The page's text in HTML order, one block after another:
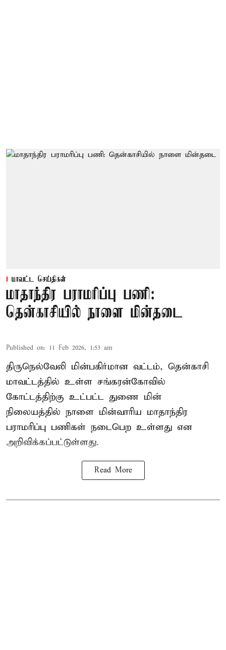
மாவட்ட செய்திகள்
மாதாந்திர பராமரிப்பு பணி:
தென்காசியில் நாளை மின்தடை
Published on: 11 Feb 2026, 1:53 am
திருநெல்வேலி மின்பகிர்மான வட்டம், தென்காசி
மாவட்டத்தில் உள்ள சங்கரன்கோவில்
கோட்டத்திற்கு உட்பட்ட துணை மின்
நிலையத்தில் நாளை மின்வாரிய மாதாந்திர
பராமரிப்பு பணிகள் நடைபெற உள்ளது என
அறிவிக்கப்பட்டுள்ளது.
Read More